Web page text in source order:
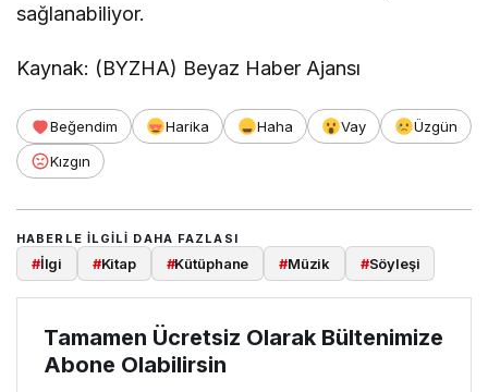
sağlanabiliyor.
Kaynak: (BYZHA) Beyaz Haber Ajansı
Beğendim Harika Haha Vay
Üzgün
Kızgın
HABERLE ILGILI DAHA FAZLASI
#İlgi #Kitap #Kütüphane #Müzik #Söyleşi
Tamamen Ücretsiz Olarak Bültenimize
Abone Olabilirsin